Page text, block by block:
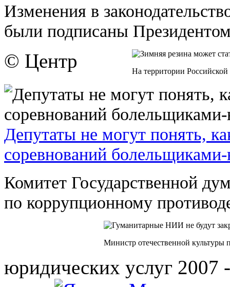
Изменения в
были подписаны
На территории Российской
Депутаты не могут понять,
соревнований
Комитет Государственной
по коррупционному
Министр отечественной культуры
© Центр
юридических услуг